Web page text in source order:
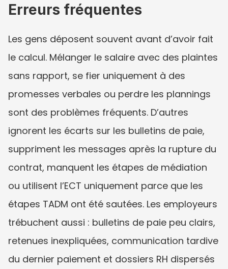
Erreurs fréquentes
Les gens déposent souvent avant d’avoir fait
le calcul. Mélanger le salaire avec des plaintes
sans rapport, se fier uniquement à des
promesses verbales ou perdre les plannings
sont des problèmes fréquents. D’autres
ignorent les écarts sur les bulletins de paie,
suppriment les messages après la rupture du
contrat, manquent les étapes de médiation
ou utilisent l’ECT uniquement parce que les
étapes TADM ont été sautées. Les employeurs
trébuchent aussi : bulletins de paie peu clairs,
retenues inexpliquées, communication tardive
du dernier paiement et dossiers RH dispersés